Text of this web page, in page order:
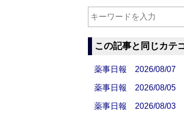
この記事と同じカテ
薬事日報 2026/08/07
薬事日報 2026/08/05
薬事日報 2026/08/03